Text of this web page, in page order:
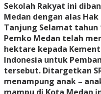
Sekolah Rakyat ini
Medan dengan alas
Tanjung Selamat tahun
Pemko Medan telah
hektare kepada
Indonesia untuk
tersebut. Ditargetkan
menampung anak –